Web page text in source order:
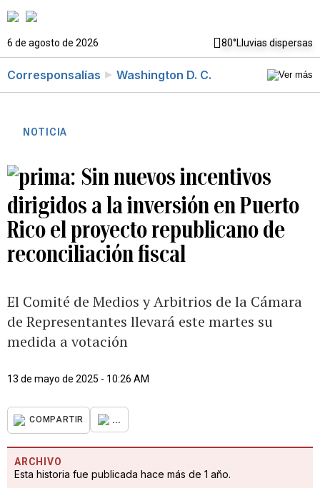
6 de agosto de 2026 80°Lluvias dispersas
Corresponsalías Washington D. C.
NOTICIA
Sin nuevos incentivos
dirigidos a la inversión en Puerto
Rico el proyecto republicano de
reconciliación fiscal
El Comité de Medios y Arbitrios de la Cámara
de Representantes llevará este martes su
medida a votación
13 de mayo de 2025 - 10:26 AM
COMPARTIR ...
ARCHIVO
Esta historia fue publicada hace más de 1 año.